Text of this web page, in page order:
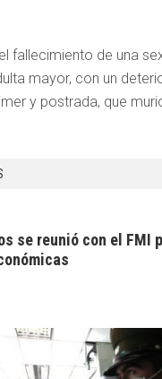
fallecimiento de una
mayor, con un
y postrada, que
se reunió con el FMI